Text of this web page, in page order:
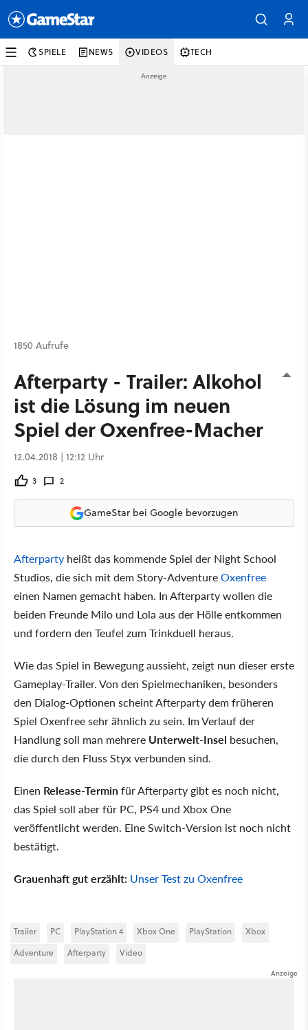
SPIELE NEWS VIDEOS TECH
1850 Aufrufe
Afterparty - Trailer: Alkohol
ist die Lösung im neuen
Spiel der Oxenfree-Macher
12.04.2018 | 12:12 Uhr
3 2
GameStar bei Google bevorzugen
Afterparty heißt das kommende Spiel der Night School
Studios, die sich mit dem Story-AdventureOxenfree
einen Namen gemacht haben. In Afterparty wollen die
beiden Freunde Milo und Lola aus der Hölle entkommen
und fordern den Teufel zum Trinkduell heraus.
Wie das Spiel in Bewegung aussieht, zeigt nun dieser erste
Gameplay-Trailer. Von den Spielmechaniken, besonders
den Dialog-Optionen scheint Afterparty dem früheren
Spiel Oxenfree sehr ähnlich zu sein. Im Verlauf der
Handlung soll man mehrere Unterwelt-Insel besuchen,
die durch den Fluss Styx verbunden sind.
Einen Release-Terminfür Afterparty gibt es noch nicht,
das Spiel soll aber für PC, PS4 und Xbox One
veröffentlicht werden. Eine Switch-Version ist noch nicht
bestätigt.
Grauenhaft gut erzählt: Unser Test zu Oxenfree
Trailer PC PlayStation 4 Xbox One PlayStation
Xbox
Adventure
Afterparty Video